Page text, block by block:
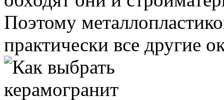
Поэтому
практически все другие